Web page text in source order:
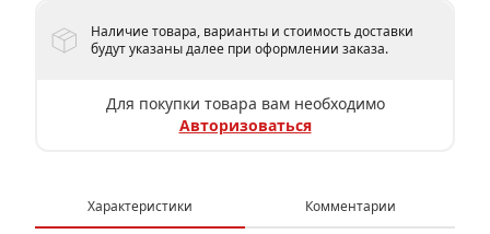
Наличие товара, варианты и стоимость доставки
будут указаны далее при оформлении заказа.
Для покупки товара вам необходимо
Авторизоваться
Характеристики Комментарии